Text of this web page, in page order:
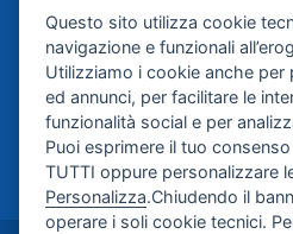
Questo sito utilizza cookie
navigazione e funzionali
Utilizziamo i cookie anche per
ed annunci, per facilitare le
funzionalità social e per
Puoi esprimere il tuo
TUTTI oppure personalizzare
Personalizza.Chiudendo il
operare i soli cookie tecnici.